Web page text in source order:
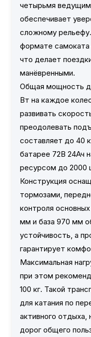
четырьмя
обеспечивает
сложному
формате
что делает
манёвренными.
Общая мощность
Вт на каждое
развивать
преодолевать
составляет до 40
батарее 72В 24Ач
ресурсом до 2000
Конструкция
тормозами,
контроля
мм и база 970 мм
устойчивость, а
гарантирует
Максимальная
при этом
100 кг. Такой
для катания по
активного отдыха,
дорог общего